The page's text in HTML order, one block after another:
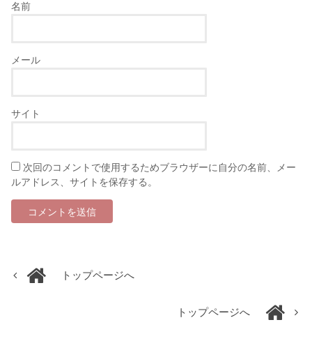
名前
メール
サイト
次回のコメントで使用するためブラウザーに自分の名前、メー
ルアドレス、サイトを保存する。
トップページへ
トップページへ